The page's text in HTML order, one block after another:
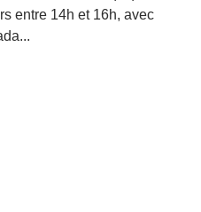
entre 14h et 16h, avec